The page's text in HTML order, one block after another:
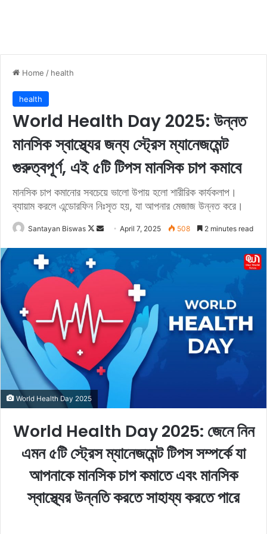
Home / health
health
World Health Day 2025: উন্নত
মানসিক স্বাস্থ্যের জন্য স্ট্রেস ম্যানেজমেন্ট
গুরুত্বপূর্ণ, এই ৫টি টিপস মানসিক চাপ কমাবে
মানসিক চাপ কমানোর সবচেয়ে ভালো উপায় হলো শারীরিক কার্যকলাপ।
ব্যায়াম করলে এন্ডোরফিন নিঃসৃত হয়, যা আপনার মেজাজ উন্নত করে।
Santayan Biswas
F
l
o
n
X
d
m
i
l
April 7, 2025 508 2 minutes read
World Health Day 2025
World Health Day 2025: জেনে নিন
এমন ৫টি স্ট্রেস ম্যানেজমেন্ট টিপস সম্পর্কে যা
আপনাকে মানসিক চাপ কমাতে এবং মানসিক
স্বাস্থ্যের উন্নতি করতে সাহায্য করতে পারে